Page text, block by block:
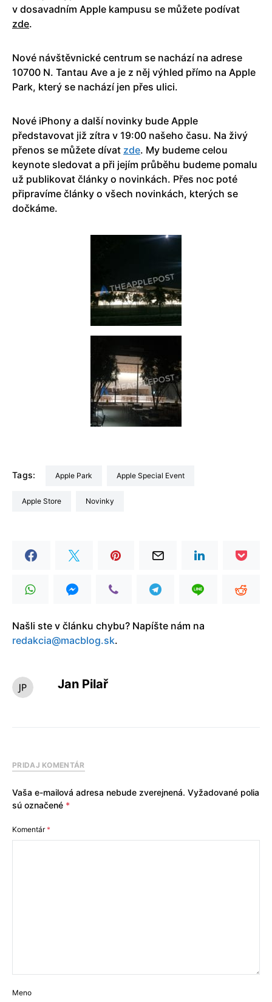
v dosavadním Apple kampusu se můžete podívat
zde.
Nové návštěvnické centrum se nachází na adrese
10700 N. Tantau Ave a je z něj výhled přímo na Apple
Park, který se nachází jen přes ulici.
Nové iPhony a další novinky bude Apple
představovat již zítra v 19:00 našeho času. Na živý
přenos se můžete dívat zde. My budeme celou
keynote sledovat a při jejím průběhu budeme pomalu
už publikovat články o novinkách. Přes noc poté
připravíme články o všech novinkách, kterých se
dočkáme.
Tags: Apple Park Apple Special Event
Apple Store Novinky
Našli ste v článku chybu? Napíšte nám na
redakcia@macblog.sk.
Jan Pilař
PRIDAJ KOMENTÁR
Vaša e-mailová adresa nebude zverejnená. Vyžadované polia
sú označené *
Komentár*
Meno